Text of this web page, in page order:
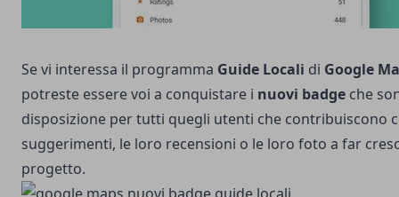
Se vi interessa il programma Guide Locali di Google
potreste essere voi a conquistare i nuovi badge che
disposizione per tutti quegli utenti che contribuiscono
suggerimenti, le loro recensioni o le loro foto a far
progetto.